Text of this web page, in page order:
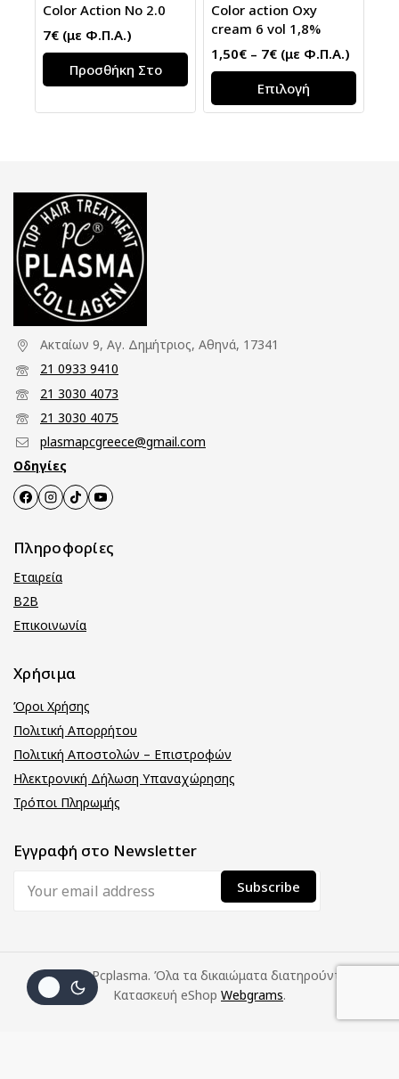
Color Action No 2.0
7€ (με Φ.Π.Α.)
Προσθήκη Στο
Color action Oxy
cream 6 vol 1,8%
1,50€ – 7€ (με Φ.Π.Α.)
Επιλογή
Ακταίων 9, Αγ. Δημήτριος, Αθηνά, 17341
21 0933 9410
21 3030 4073
21 3030 4075
plasmapcgreece@gmail.com
Οδηγίες
Πληροφορίες
Εταιρεία
B2B
Επικοινωνία
Χρήσιμα
Όροι Χρήσης
Πολιτική Απορρήτου
Πολιτική Αποστολών – Επιστροφών
Ηλεκτρονική Δήλωση Υπαναχώρησης
Τρόποι Πληρωμής
Εγγραφή στο Newsletter
© 2026 Pcplasma. Όλα τα δικαιώματα διατηρούνται.
Κατασκευή eShop Webgrams.